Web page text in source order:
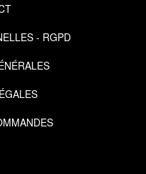
- RGPD